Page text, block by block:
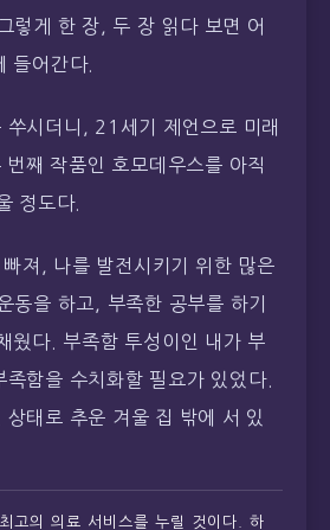
렇게 한 장, 두 장 읽다 보면 어
들어간다.
쑤시더니, 21세기 제언으로 미래
째 작품인 호모데우스를 아직
정도다.
빠져, 나를 발전시키기 위한 많은
동을 하고, 부족한 공부를 하기
웠다. 부족함 투성이인 내가 부
족함을 수치화할 필요가 있었다.
상태로 추운 겨울 집 밖에 서 있
고의 의료 서비스를 누릴 것이다. 하